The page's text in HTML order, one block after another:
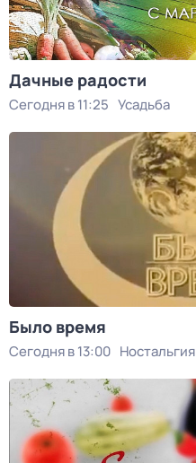
Дачные радости
Сегодня в 11:25 Усадьба
Было время
Сегодня в 13:00 Ностальгия